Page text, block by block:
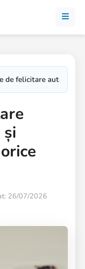
de felicitare
26/07/2026